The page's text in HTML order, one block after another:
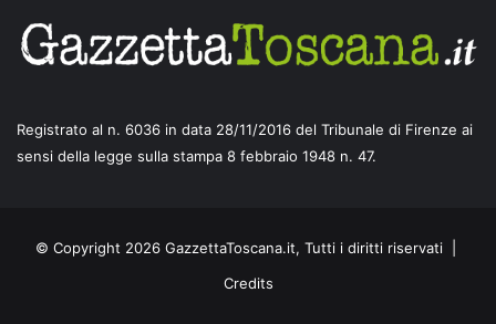
Registrato al n. 6036 in data 28/11/2016 del Tribunale di Firenze ai
sensi della legge sulla stampa 8 febbraio 1948 n. 47.
© Copyright 2026 GazzettaToscana.it, Tutti i diritti riservati |
Credits